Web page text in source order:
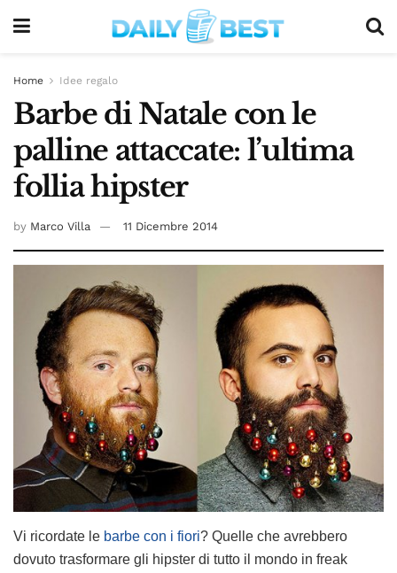
Home Idee regalo
Barbe di Natale con le
palline attaccate: l’ultima
follia hipster
by Marco Villa 11 Dicembre 2014
Vi ricordate le barbe con i fiori? Quelle che avrebbero
dovuto trasformare gli hipster di tutto il mondo in freak